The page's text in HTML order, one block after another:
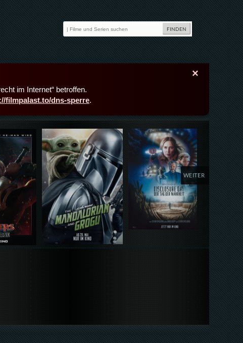
×
im Internet“ betroffen.
filmpalast.to/dns-sperre.
Details,Play Details,Play
WEITER